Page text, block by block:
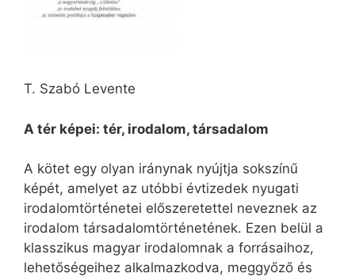
T. Szabó Levente
A tér képei: tér, irodalom, társadalom
A kötet egy olyan iránynak nyújtja sokszínű
képét, amelyet az utóbbi évtizedek nyugati
irodalomtörténetei előszeretettel neveznek az
irodalom társadalomtörténetének. Ezen belül a
klasszikus magyar irodalomnak a forrásaihoz,
lehetőségeihez alkalmazkodva, meggyőző és